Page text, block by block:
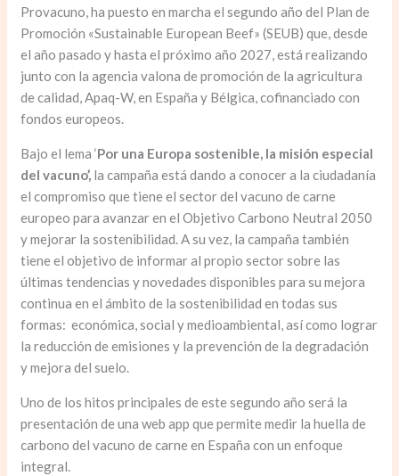
Provacuno, ha puesto en marcha el segundo año del Plan de
Promoción «Sustainable European Beef» (SEUB) que, desde
el año pasado y hasta el próximo año 2027, está realizando
junto con la agencia valona de promoción de la agricultura
de calidad, Apaq-W, en España y Bélgica, cofinanciado con
fondos europeos.
Bajo el lema ‘Por una Europa sostenible, la misión especial
del vacuno’, la campaña está dando a conocer a la ciudadanía
el compromiso que tiene el sector del vacuno de carne
europeo para avanzar en el Objetivo Carbono Neutral 2050
y mejorar la sostenibilidad. A su vez, la campaña también
tiene el objetivo de informar al propio sector sobre las
últimas tendencias y novedades disponibles para su mejora
continua en el ámbito de la sostenibilidad en todas sus
formas: económica, social y medioambiental, así como lograr
la reducción de emisiones y la prevención de la degradación
y mejora del suelo.
Uno de los hitos principales de este segundo año será la
presentación de una web app que permite medir la huella de
carbono del vacuno de carne en España con un enfoque
integral.